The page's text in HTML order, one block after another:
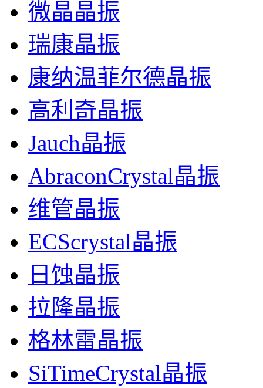
微晶晶振
瑞康晶振
康纳温菲尔德晶振
高利奇晶振
Jauch晶振
AbraconCrystal晶振
维管晶振
ECScrystal晶振
日蚀晶振
拉隆晶振
格林雷晶振
SiTimeCrystal晶振